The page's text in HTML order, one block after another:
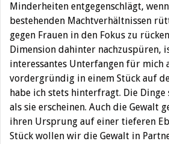
Minderheiten entgegenschlägt,
bestehenden Machtverhältnissen
gegen Frauen in den Fokus zu
Dimension dahinter nachzuspüren,
interessantes Unterfangen für mich
vordergründig in einem Stück auf
habe ich stets hinterfragt. Die Dinge
als sie erscheinen. Auch die Gewalt
ihren Ursprung auf einer tieferen
Stück wollen wir die Gewalt in